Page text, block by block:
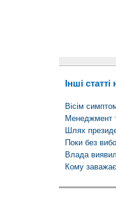
Інші
Вісім
Менеджмент
Шлях
Поки без
Влада
Кому